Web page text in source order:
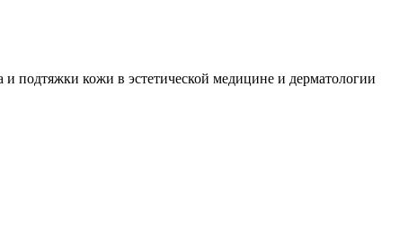
кожи в эстетической медицине и дерматологии